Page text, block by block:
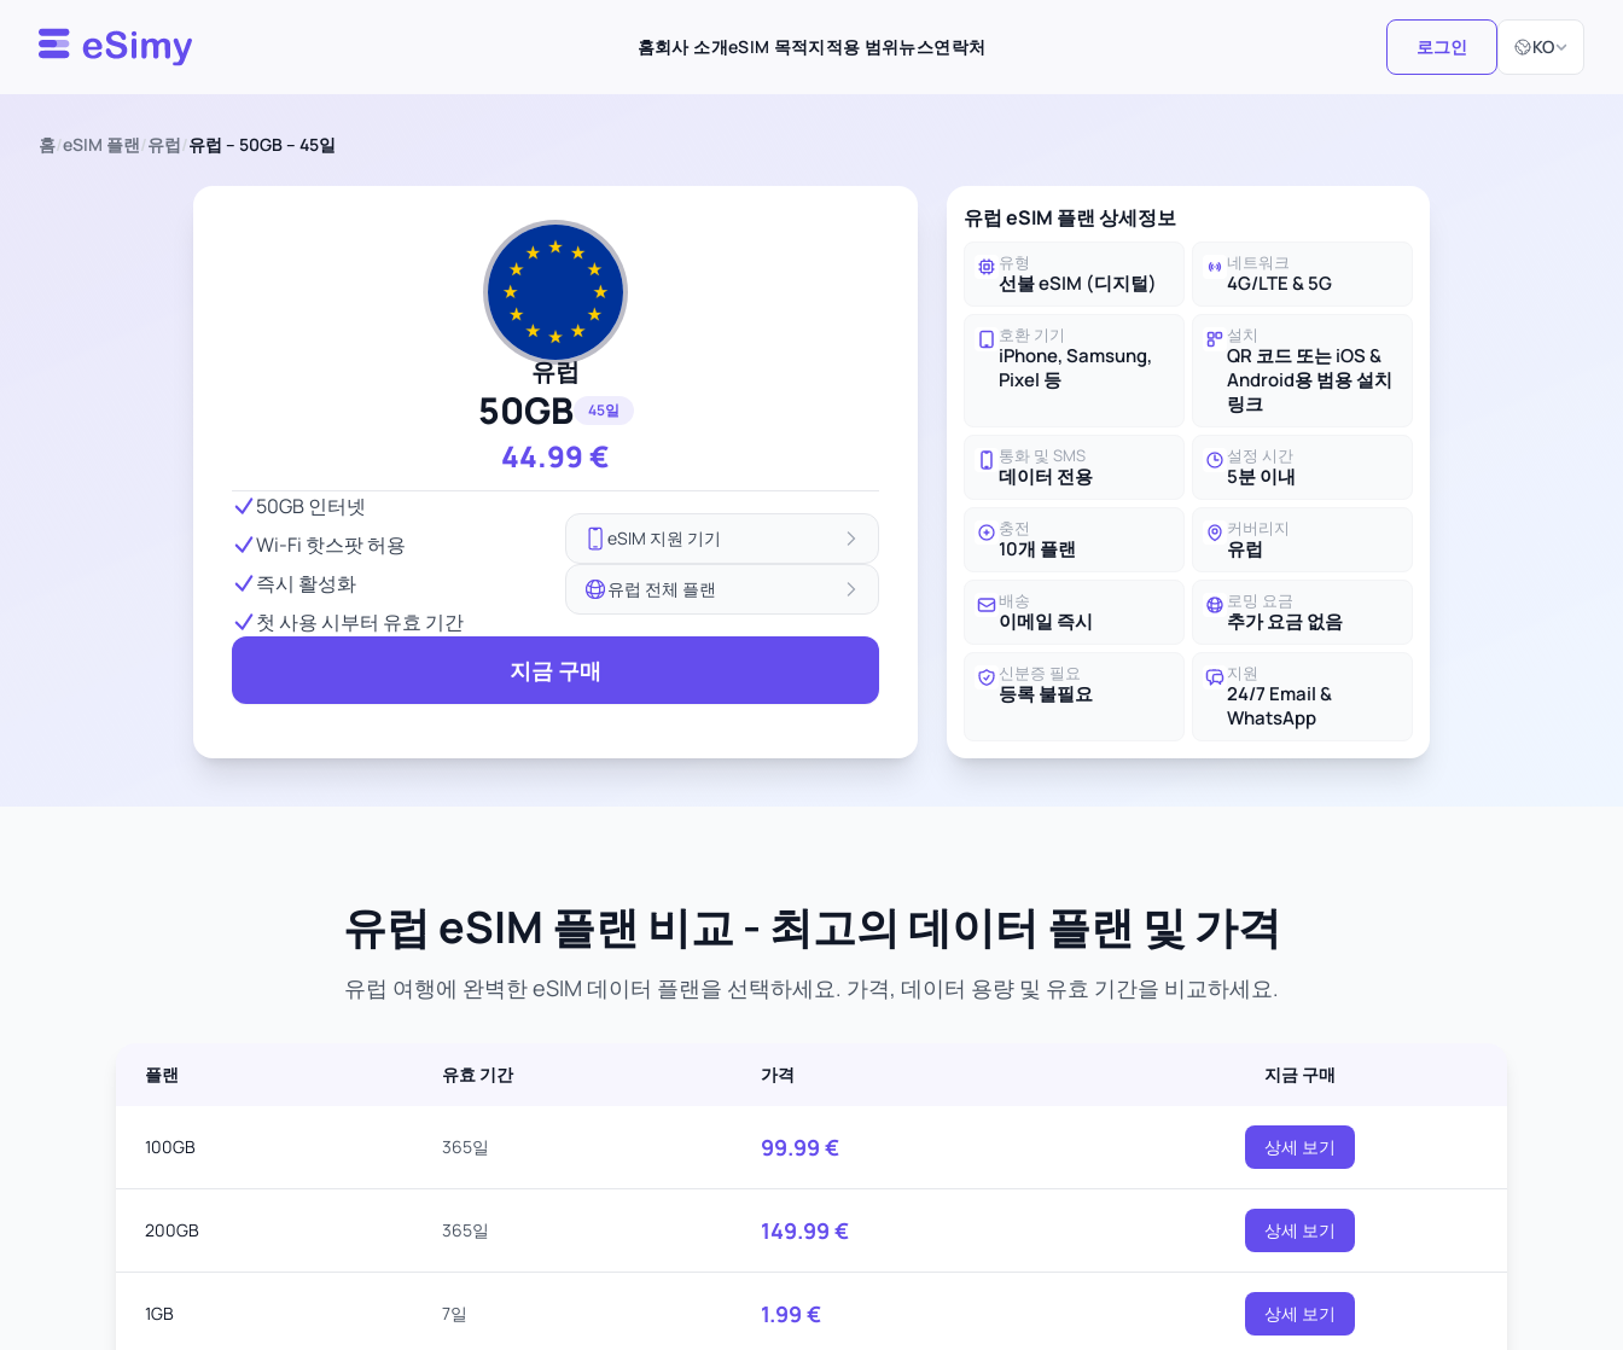
Esimy 홈회사 소개eSIM 목적지적용 범위뉴스연락처 로그인 KO
언어 선택
홈/eSIM 플랜/유럽/유럽 – 50GB – 45일
유럽
50GB 45일
44.99€
50GB 인터넷
Wi-Fi 핫스팟 허용
즉시 활성화
첫 사용 시부터 유효 기간
eSIM 지원 기기
유럽 전체 플랜
지금 구매
유럽 eSIM 플랜 상세정보
유형
선불 eSIM (디지털)
네트워크
4G/LTE & 5G
호환 기기
iPhone, Samsung,
Pixel 등
설치
QR 코드 또는 iOS &
Android용 범용 설치
링크
통화 및 SMS
데이터 전용
설정 시간
5분 이내
충전
10개 플랜
커버리지
유럽
배송
이메일 즉시
로밍 요금
추가 요금 없음
신분증 필요
등록 불필요
지원
24/7 Email &
WhatsApp
유럽 eSIM 플랜 비교 - 최고의 데이터 플랜 및 가격
유럽 여행에 완벽한 eSIM 데이터 플랜을 선택하세요. 가격, 데이터 용량 및 유효 기간을 비교하세요.
플랜 유효 기간 가격 지금 구매
100GB 365일 99.99 € 상세 보기
200GB 365일 149.99 € 상세 보기
1GB 7일 1.99 € 상세 보기